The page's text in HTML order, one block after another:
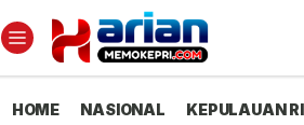
HOME NASIONAL KEPULAUAN